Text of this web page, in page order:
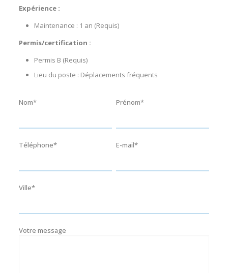
Expérience :
Maintenance : 1 an (Requis)
Permis/certification :
Permis B (Requis)
Lieu du poste : Déplacements fréquents
Nom* Prénom*
Téléphone* E-mail*
Ville*
Votre message